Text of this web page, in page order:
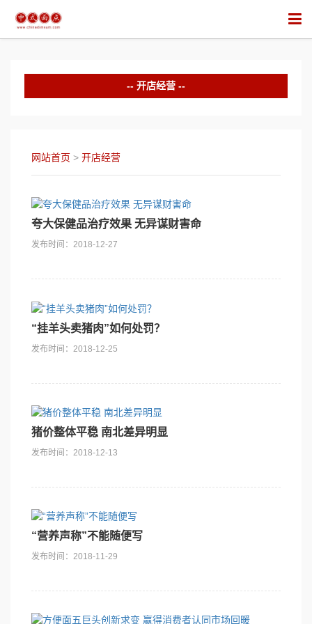
开店经营
网站首页 > 开店经营
夸大保健品治疗效果 无异谋财害命
发布时间：2018-12-27
“挂羊头卖猪肉”如何处罚？
发布时间：2018-12-25
猪价整体平稳 南北差异明显
发布时间：2018-12-13
“营养声称”不能随便写
发布时间：2018-11-29